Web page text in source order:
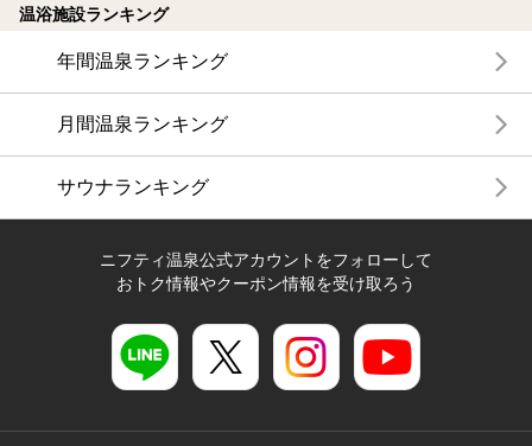
温浴施設ランキング
年間温泉ランキング
月間温泉ランキング
サウナランキング
ニフティ温泉公式アカウントをフォローして
おトク情報やクーポン情報を受け取ろう